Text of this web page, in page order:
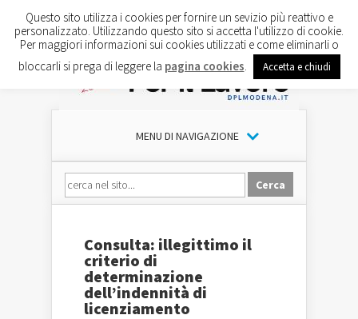
MENU DI NAVIGAZIONE
Consulta: illegittimo il
criterio di
determinazione
dell’indennità di
licenziamento
Questo sito utilizza i cookies per fornire un sevizio più reattivo e
personalizzato. Utilizzando questo sito si accetta l'utilizzo di cookie.
Per maggiori informazioni sui cookies utilizzati e come eliminarli o
bloccarli si prega di leggere la pagina cookies Accetta e chiudi